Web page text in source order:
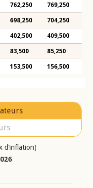
762,250 769,250
698,250 704,250
402,500 409,500
83,500 85,250
153,500 156,500
d’inflation)